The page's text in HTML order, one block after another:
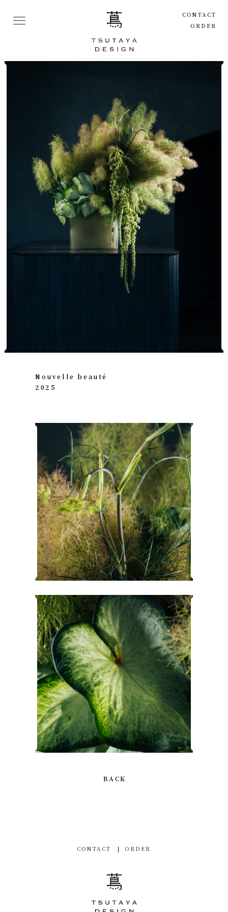
CONTACT
ORDER
Nouvelle beauté
2025
BACK
CONTACT ORDER